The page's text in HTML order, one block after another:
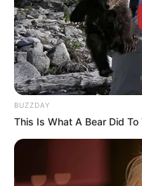
BUZZDAY
This Is What A Bear Did